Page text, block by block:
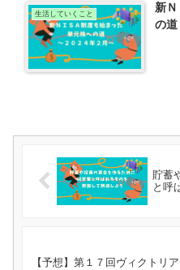
生活していくこと
新Ｎ
の道
貯蓄
と呼
【予想】第１７回ヴィクトリ